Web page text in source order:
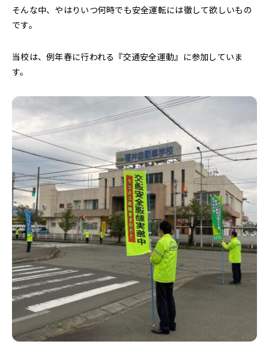
そんな中、やはりいつ何時でも安全運転には徹して欲しいもの
です。
当校は、例年春に行われる『交通安全運動』に参加していま
す。